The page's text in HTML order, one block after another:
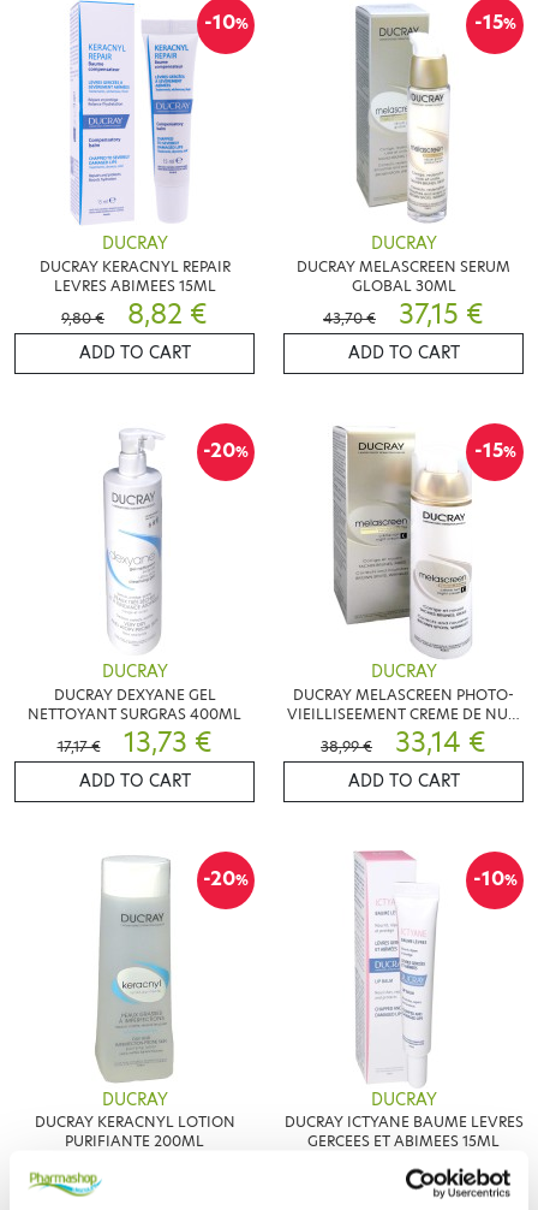
-10%
DUCRAY
DUCRAY KERACNYL REPAIR
LEVRES ABIMEES 15ML
9,80 €
8,82 €
ADD TO CART
-15%
DUCRAY
DUCRAY MELASCREEN SERUM
GLOBAL 30ML
43,70 €
37,15 €
ADD TO CART
-20%
DUCRAY
DUCRAY DEXYANE GEL
NETTOYANT SURGRAS 400ML
17,17 €
13,73 €
ADD TO CART
-15%
DUCRAY
DUCRAY MELASCREEN PHOTO-
VIEILLISEEMENT CREME DE NUIT
50ML
38,99 € 33,14 €
ADD TO CART
-20%
DUCRAY
DUCRAY KERACNYL LOTION
PURIFIANTE 200ML
14,35 €
-10%
DUCRAY
DUCRAY ICTYANE BAUME LEVRES
GERCEES ET ABIMEES 15ML
8,86 €